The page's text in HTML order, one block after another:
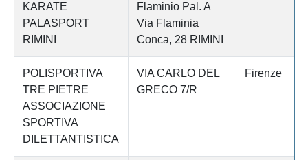
KARATE
PALASPORT
RIMINI
Flaminio Pal. A
Via Flaminia
Conca, 28 RIMINI
POLISPORTIVA
TRE PIETRE
ASSOCIAZIONE
SPORTIVA
DILETTANTISTICA
VIA CARLO DEL
GRECO 7/R
Firenze